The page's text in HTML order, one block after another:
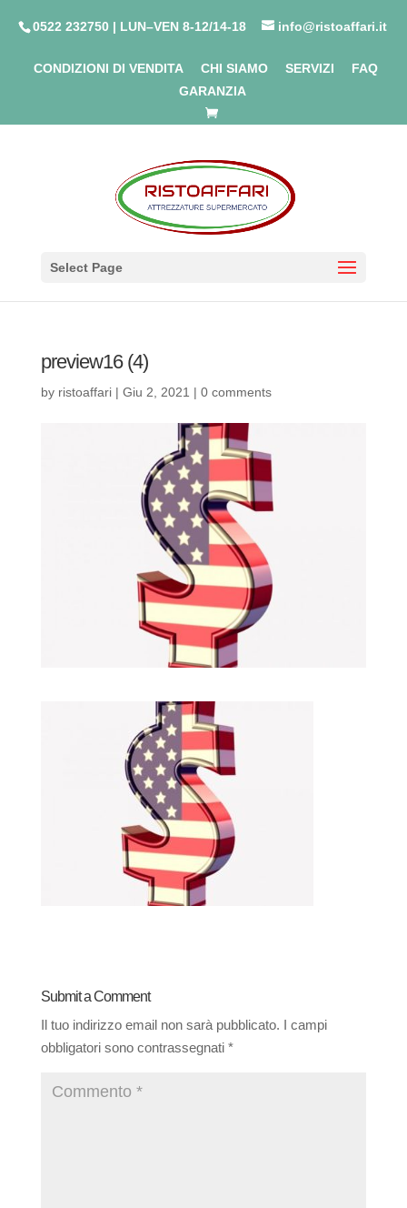
0522 232750 | LUN–VEN 8-12/14-18 info@ristoaffari.it
CONDIZIONI DI VENDITA CHI SIAMO SERVIZI
FAQ
GARANZIA
Select Page
preview16 (4)
by ristoaffari| Giu 2, 2021 | 0 comments
Submit a Comment
Il tuo indirizzo email non sarà pubblicato. I campi
obbligatori sono contrassegnati *